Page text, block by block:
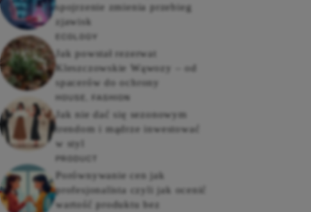
spojrzenie zmienia przebieg
zjawisk
ECOLOGY
Jak powstał rezerwat
Kleszczowskie Wąwozy – od
spacerów do ochrony
HOUSE FASHION
Jak nie dać się sezonowym
trendom i mądrze inwestować
w styl
PRODUCT
Porównywanie cen jak
profesjonalista czyli jak ocenić
wartość produktu bez